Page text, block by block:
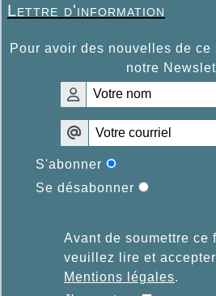
Lettre d'information
Pour avoir des nouvelles de
notre
S'abonner
Se désabonner
Avant de soumettre ce
veuillez lire et
Mentions légales.